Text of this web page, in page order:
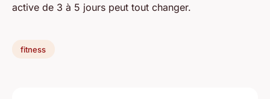
active de 3 à 5 jours peut tout changer.
fitness